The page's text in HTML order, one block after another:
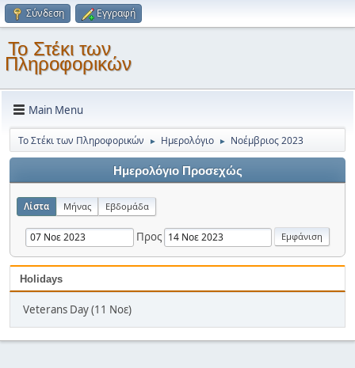
Σύνδεση Εγγραφή
Το Στέκι των
Πληροφορικών
Main Menu
Το Στέκι των Πληροφορικών ► Ημερολόγιο ► Νοέμβριος 2023
Ημερολόγιο Προσεχώς
Λίστα Μήνας Εβδομάδα
Προς
Holidays
Veterans Day (11 Νοε)